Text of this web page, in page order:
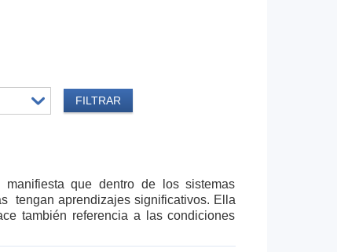
que dentro de los sistemas
tengan aprendizajes significativos. Ella
también referencia a las condiciones